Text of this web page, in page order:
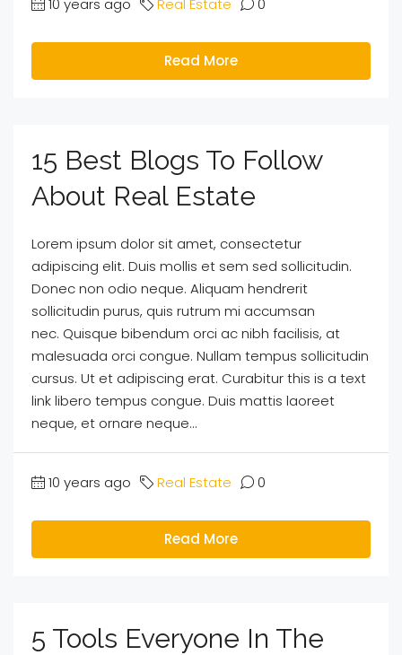
10 years ago Real Estate 0
Read More
15 Best Blogs To Follow
About Real Estate
Lorem ipsum dolor sit amet, consectetur
adipiscing elit. Duis mollis et sem sed sollicitudin.
Donec non odio neque. Aliquam hendrerit
sollicitudin purus, quis rutrum mi accumsan
nec. Quisque bibendum orci ac nibh facilisis, at
malesuada orci congue. Nullam tempus sollicitudin
cursus. Ut et adipiscing erat. Curabitur this is a text
link libero tempus congue. Duis mattis laoreet
neque, et ornare neque...
10 years ago Real Estate 0
Read More
5 Tools Everyone In The